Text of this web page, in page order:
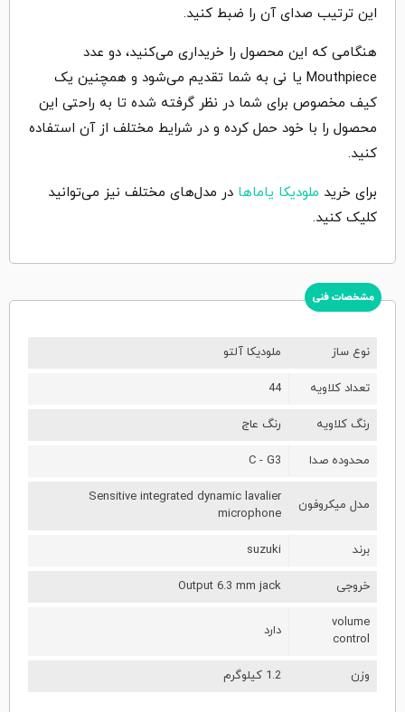
این ترتیب صدای آن را ضبط کنید.
هنگامی که این محصول را خریداری می‌کنید، دو عدد
Mouthpiece یا نی به شما تقدیم می‌شود و همچنین یک
کیف مخصوص برای شما در نظر گرفته شده تا به راحتی این
محصول را با خود حمل کرده و در شرایط مختلف از آن استفاده
کنید.
برای خرید ملودیکا یاماها در مدل‌های مختلف نیز می‌توانید
کلیک کنید.
مشخصات فنی
نوع ساز ملودیکا آلتو
تعداد کلاویه 44
رنگ کلاویه رنگ عاج
محدوده صدا C - G3
مدل میکروفون
Sensitive integrated dynamic lavalier
microphone
برند suzuki
خروجی Output 6.3 mm jack
volume
control
دارد
وزن 1.2 کیلوگرم